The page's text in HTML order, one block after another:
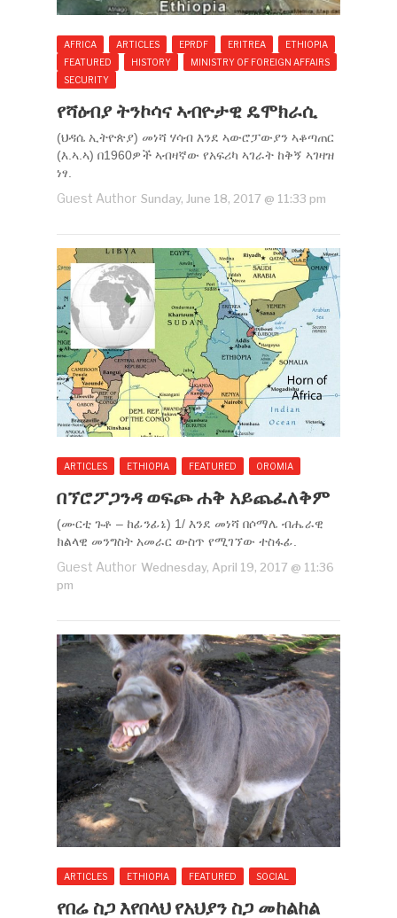
AFRICA ARTICLES EPRDF ERITREA
ETHIOPIA
FEATURED
HISTORY
MINISTRY OF FOREIGN AFFAIRS
SECURITY
የሻዕብያ ትንኮሳና ኣብዮታዊ ዴሞክራሲ
(ህዳሴ ኢትዮጵያ) መነሻ ሃሳብ እንደ ኣውሮፓውያን ኣቆጣጠር
(እ.ኣ.ኣ) በ1960ዎች ኣብዛኛው የአፍሪካ ኣገራት ከቅኝ ኣገዛዝ
ነፃ.
Guest Author Sunday, June 18, 2017 @ 11:33 pm
ARTICLES ETHIOPIA FEATURED OROMIA
በኘሮፖጋንዳ ወፍጮ ሐቅ አይጨፈለቅም
(ሙርቲ ጉቶ – ከፊንፊኔ) 1/ እንደ መነሻ በሶማሌ ብሔራዊ
ክልላዊ መንግስት አመራር ውስጥ የሚገኘው ተስፋፊ.
Guest Author Wednesday, April 19, 2017 @ 11:36
pm
ARTICLES ETHIOPIA FEATURED SOCIAL
የበሬ ስጋ እየበላህ የአህያን ስጋ መከልከል